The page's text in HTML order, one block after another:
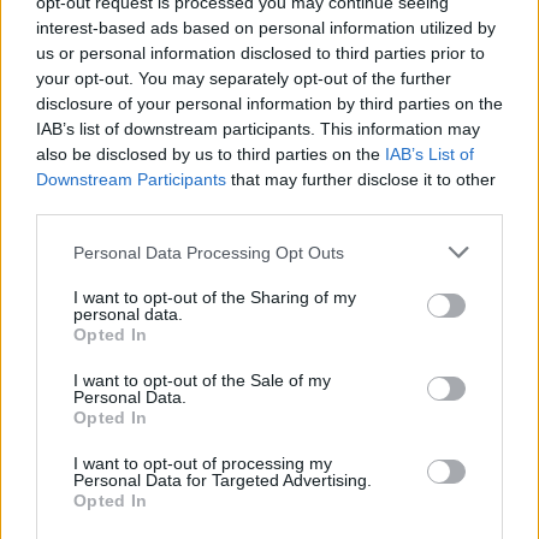
interest-based ads based on personal information utilized by
us or personal information disclosed to third parties prior to
your opt-out. You may separately opt-out of the further
disclosure of your personal information by third parties on the
IAB’s list of downstream participants. This information may
also be disclosed by us to third parties on the IAB’s List of
Downstream Participants that may further disclose it to other
Personal Data Processing Opt Outs
I want to opt-out of the Sharing of my
personal data.
Opted In
I want to opt-out of the Sale of my
Personal Data.
Opted In
I want to opt-out of processing my
Personal Data for Targeted Advertising.
Opted In
Славје во Каталонија: Меси
потпишува за Барселона!(ФОТО)
СЛУШАМ, САКААТ ДА СЕ СУДИ
ИСТОРИСКО ОБЕДИНУВАЊЕ НА
МАКЕДОНЦИТЕ ВО СРБИЈА:
УЛЦИЊ Е АЛБАНСКИ, ЌЕ ГО
ОСЛОБОДИМЕ- Скандалозна